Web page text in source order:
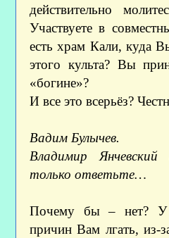
действительно
Участвуете в
есть храм Кали, куда
этого культа? Вы
«богине»?
И все это всерьёз?
Вадим Булычев.
Владимир
только ответьте…
Почему бы – нет? У
причин Вам лгать, из-